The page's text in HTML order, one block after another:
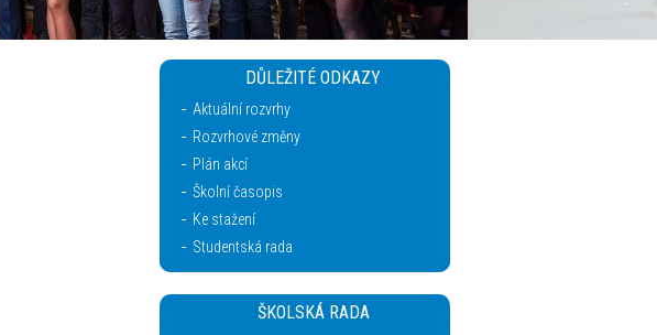
DŮLEŽITÉ ODKAZY
Aktuální rozvrhy
Rozvrhové změny
Plán akcí
Školní časopis
Ke stažení
Studentská rada
ŠKOLSKÁ RADA